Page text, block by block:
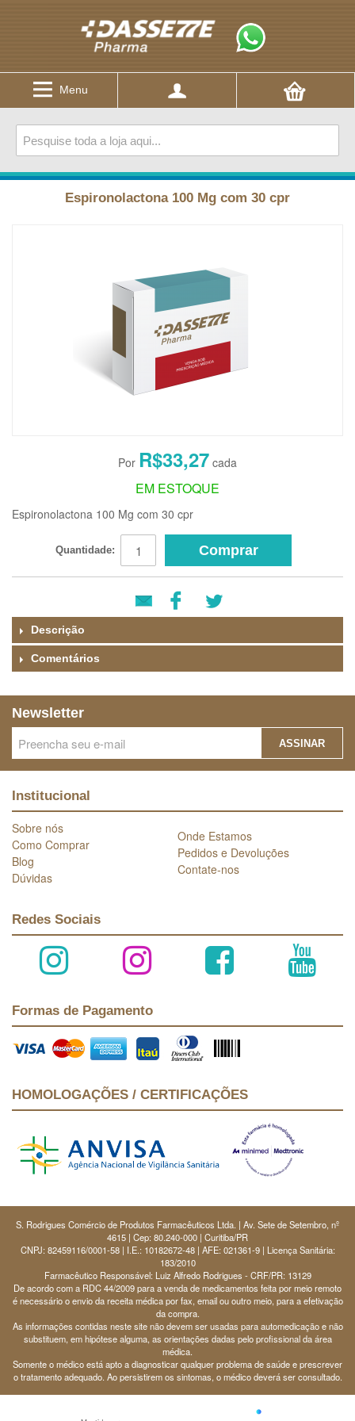
Menu
Espironolactona 100 Mg com 30 cpr
R$33,27
EM ESTOQUE
Espironolactona 100 Mg com 30 cpr
Quantidade: Comprar
Descrição
Comentários
Newsletter
ASSINAR
Institucional
Sobre nós
Como Comprar
Blog
Dúvidas
Onde Estamos
Pedidos e Devoluções
Contate-nos
Redes Sociais
Formas de Pagamento
HOMOLOGAÇÕES / CERTIFICAÇÕES
S. Rodrigues Comércio de Produtos Farmacêuticos Ltda. | Av. Sete de Setembro, nº
4615 | Cep: 80.240-000 | Curitiba/PR
CNPJ: 82459116/0001-58 | I.E.: 10182672-48 | AFE: 021361-9 | Licença Sanitária:
183/2010
Farmacêutico Responsável: Luiz Alfredo Rodrigues - CRF/PR: 13129
De acordo com a RDC 44/2009 para a venda de medicamentos feita por meio remoto
é necessário o envio da receita médica por fax, email ou outro meio, para a efetivação
da compra.
As informações contidas neste site não devem ser usadas para automedicação e não
substituem, em hipótese alguma, as orientações dadas pelo profissional da área
médica.
Somente o médico está apto a diagnosticar qualquer problema de saúde e prescrever
o tratamento adequado. Ao persistirem os sintomas, o médico deverá ser consultado.